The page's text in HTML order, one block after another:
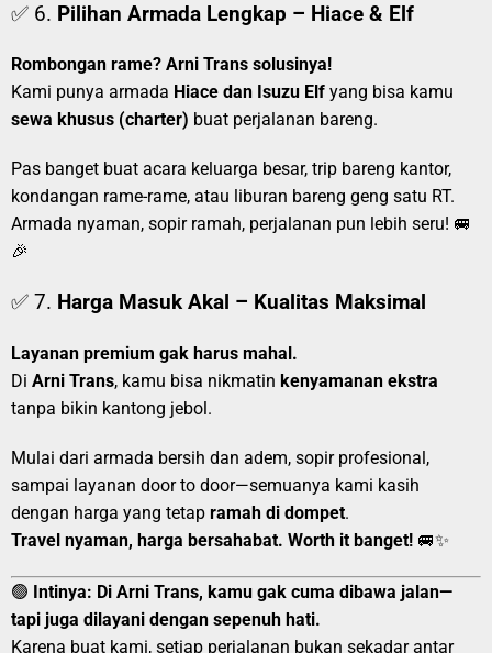
✅ 6. Pilihan Armada Lengkap – Hiace & Elf
Rombongan rame? Arni Trans solusinya!
Kami punya armada Hiace dan Isuzu Elf yang bisa kamu
sewa khusus (charter) buat perjalanan bareng.
Pas banget buat acara keluarga besar, trip bareng kantor,
kondangan rame-rame, atau liburan bareng geng satu RT.
Armada nyaman, sopir ramah, perjalanan pun lebih seru! 🚐
🎉
✅ 7. Harga Masuk Akal – Kualitas Maksimal
Layanan premium gak harus mahal.
Di Arni Trans, kamu bisa nikmatin kenyamanan ekstra
tanpa bikin kantong jebol.
Mulai dari armada bersih dan adem, sopir profesional,
sampai layanan door to door—semuanya kami kasih
dengan harga yang tetap ramah di dompet.
Travel nyaman, harga bersahabat. Worth it banget! 🚐✨
🟢 Intinya: Di Arni Trans, kamu gak cuma dibawa jalan—
tapi juga dilayani dengan sepenuh hati.
Karena buat kami, setiap perjalanan bukan sekadar antar